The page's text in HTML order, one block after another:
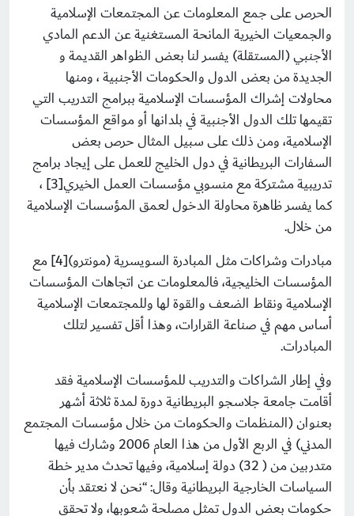
الحرص على جمع المعلومات عن المجتمعات الإسلامية
والجمعيات الخيرية المانحة المستغنية عن الدعم المادي
الأجنبي (المستقلة) يفسر لنا بعض الظواهر القديمة و
الجديدة من بعض الدول والحكومات الأجنبية ، ومنها
محاولات إشراك المؤسسات الإسلامية ببرامج التدريب التي
تقيمها تلك الدول الأجنبية في بلدانها أو مواقع المؤسسات
الإسلامية، ومن ذلك على سبيل المثال حرص بعض
السفارات البريطانية في دول الخليج للعمل على إيجاد برامج
تدريبية مشتركة مع منسوبي مؤسسات العمل الخيري[3] ،
كما يفسر ظاهرة محاولة الدخول لعمق المؤسسات الإسلامية
من خلال.
مبادرات وشراكات مثل المبادرة السويسرية (مونترو)[4] مع
المؤسسات الخليجية، فالمعلومات عن اتجاهات المؤسسات
الإسلامية ونقاط الضعف والقوة لها وللمجتمعات الإسلامية
أساس مهم في صناعة القرارات، وهذا أقل تفسير لتلك
المبادرات.
وفي إطار الشراكات والتدريب للمؤسسات الإسلامية فقد
أقامت جامعة جلاسجو البريطانية دورة لمدة ثلاثة أشهر
بعنوان (المنظمات والحكومات من خلال مؤسسات المجتمع
المدني) في الربع الأول من هذا العام 2006 وشارك فيها
متدربين من ( 32) دولة إسلامية، وفيها تحدث مدير خطة
السياسات الخارجية البريطانية وقال: “نحن لا نعتقد بأن
حكومات بعض الدول تمثل مصلحة شعوبها، ولا تحقق